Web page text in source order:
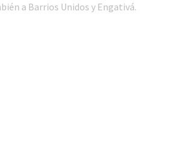
a Barrios Unidos y Engativá.